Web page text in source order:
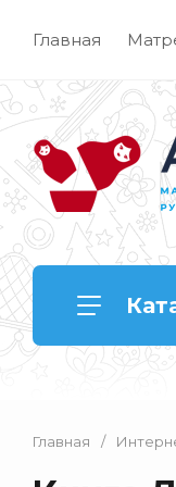
Главная
Главная /